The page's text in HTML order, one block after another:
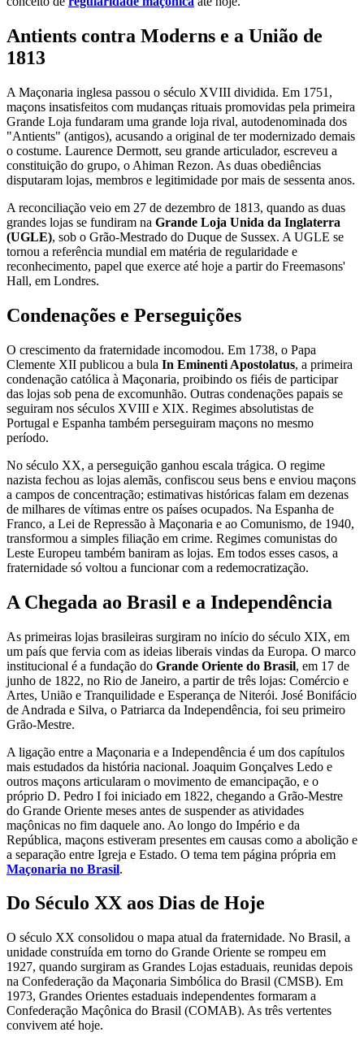
Antients contra Moderns e a União de
1813
A Maçonaria inglesa passou o século XVIII dividida. Em 1751,
maçons insatisfeitos com mudanças rituais promovidas pela primeira
Grande Loja fundaram uma grande loja rival, autodenominada dos
"Antients" (antigos), acusando a original de ter modernizado demais
o costume. Laurence Dermott, seu grande articulador, escreveu a
constituição do grupo, o Ahiman Rezon. As duas obediências
disputaram lojas, membros e legitimidade por mais de sessenta anos.
A reconciliação veio em 27 de dezembro de 1813, quando as duas
grandes lojas se fundiram na Grande Loja Unida da Inglaterra
(UGLE), sob o Grão-Mestrado do Duque de Sussex. A UGLE se
tornou a referência mundial em matéria de regularidade e
reconhecimento, papel que exerce até hoje a partir do Freemasons'
Hall, em Londres.
Condenações e Perseguições
O crescimento da fraternidade incomodou. Em 1738, o Papa
Clemente XII publicou a bula In Eminenti Apostolatus, a primeira
condenação católica à Maçonaria, proibindo os fiéis de participar
das lojas sob pena de excomunhão. Outras condenações papais se
seguiram nos séculos XVIII e XIX. Regimes absolutistas de
Portugal e Espanha também perseguiram maçons no mesmo
período.
No século XX, a perseguição ganhou escala trágica. O regime
nazista fechou as lojas alemãs, confiscou seus bens e enviou maçons
a campos de concentração; estimativas históricas falam em dezenas
de milhares de vítimas entre os países ocupados. Na Espanha de
Franco, a Lei de Repressão à Maçonaria e ao Comunismo, de 1940,
transformou a simples filiação em crime. Regimes comunistas do
Leste Europeu também baniram as lojas. Em todos esses casos, a
fraternidade só voltou a funcionar com a redemocratização.
A Chegada ao Brasil e a Independência
As primeiras lojas brasileiras surgiram no início do século XIX, em
um país que fervia com as ideias liberais vindas da Europa. O marco
institucional é a fundação do Grande Oriente do Brasil, em 17 de
junho de 1822, no Rio de Janeiro, a partir de três lojas: Comércio e
Artes, União e Tranquilidade e Esperança de Niterói. José Bonifácio
de Andrada e Silva, o Patriarca da Independência, foi seu primeiro
Grão-Mestre.
A ligação entre a Maçonaria e a Independência é um dos capítulos
mais estudados da história nacional. Joaquim Gonçalves Ledo e
outros maçons articularam o movimento de emancipação, e o
próprio D. Pedro I foi iniciado em 1822, chegando a Grão-Mestre
do Grande Oriente meses antes de suspender as atividades
maçônicas no fim daquele ano. Ao longo do Império e da
República, maçons estiveram presentes em causas como a abolição e
a separação entre Igreja e Estado. O tema tem página própria em
Maçonaria no Brasil.
Do Século XX aos Dias de Hoje
O século XX consolidou o mapa atual da fraternidade. No Brasil, a
unidade construída em torno do Grande Oriente se rompeu em
1927, quando surgiram as Grandes Lojas estaduais, reunidas depois
na Confederação da Maçonaria Simbólica do Brasil (CMSB). Em
1973, Grandes Orientes estaduais independentes formaram a
Confederação Maçônica do Brasil (COMAB). As três vertentes
convivem até hoje.